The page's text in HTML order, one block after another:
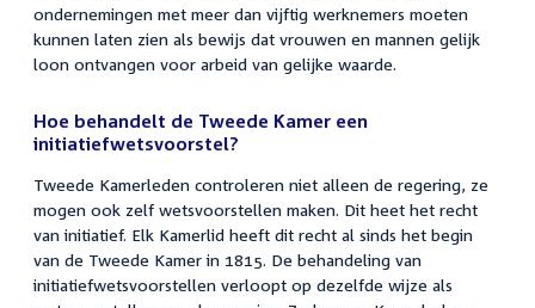
ondernemingen met meer dan vijftig werknemers moeten
kunnen laten zien als bewijs dat vrouwen en mannen gelijk
loon ontvangen voor arbeid van gelijke waarde.
Hoe behandelt de Tweede Kamer een
initiatiefwetsvoorstel?
Tweede Kamerleden controleren niet alleen de regering, ze
mogen ook zelf wetsvoorstellen maken. Dit heet het recht
van initiatief. Elk Kamerlid heeft dit recht al sinds het begin
van de Tweede Kamer in 1815. De behandeling van
initiatiefwetsvoorstellen verloopt op dezelfde wijze als